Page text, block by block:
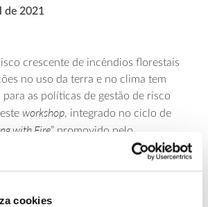
cookies
de 2021
crescente de incêndios florestais
no uso da terra e no clima tem
as políticas de gestão de risco
workshop, integrado no ciclo de
with Fire” promovido pelo
vai discutir as dimensões
políticas para a implementação de
adquiridas a nível